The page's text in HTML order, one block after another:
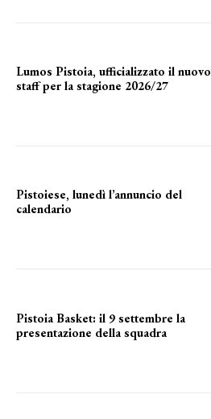
Lumos Pistoia, ufficializzato il nuovo
staff per la stagione 2026/27
Pistoiese, lunedì l’annuncio del
calendario
Pistoia Basket: il 9 settembre la
presentazione della squadra